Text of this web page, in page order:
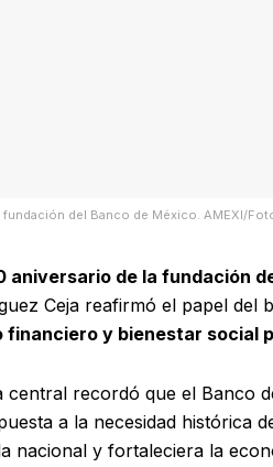
del Banco de México. AMEXI/
aniversario de la fundación
Ceja reafirmó el papel del
y bienestar social
central recordó que el Banco
a la necesidad histórica
nacional y fortaleciera la